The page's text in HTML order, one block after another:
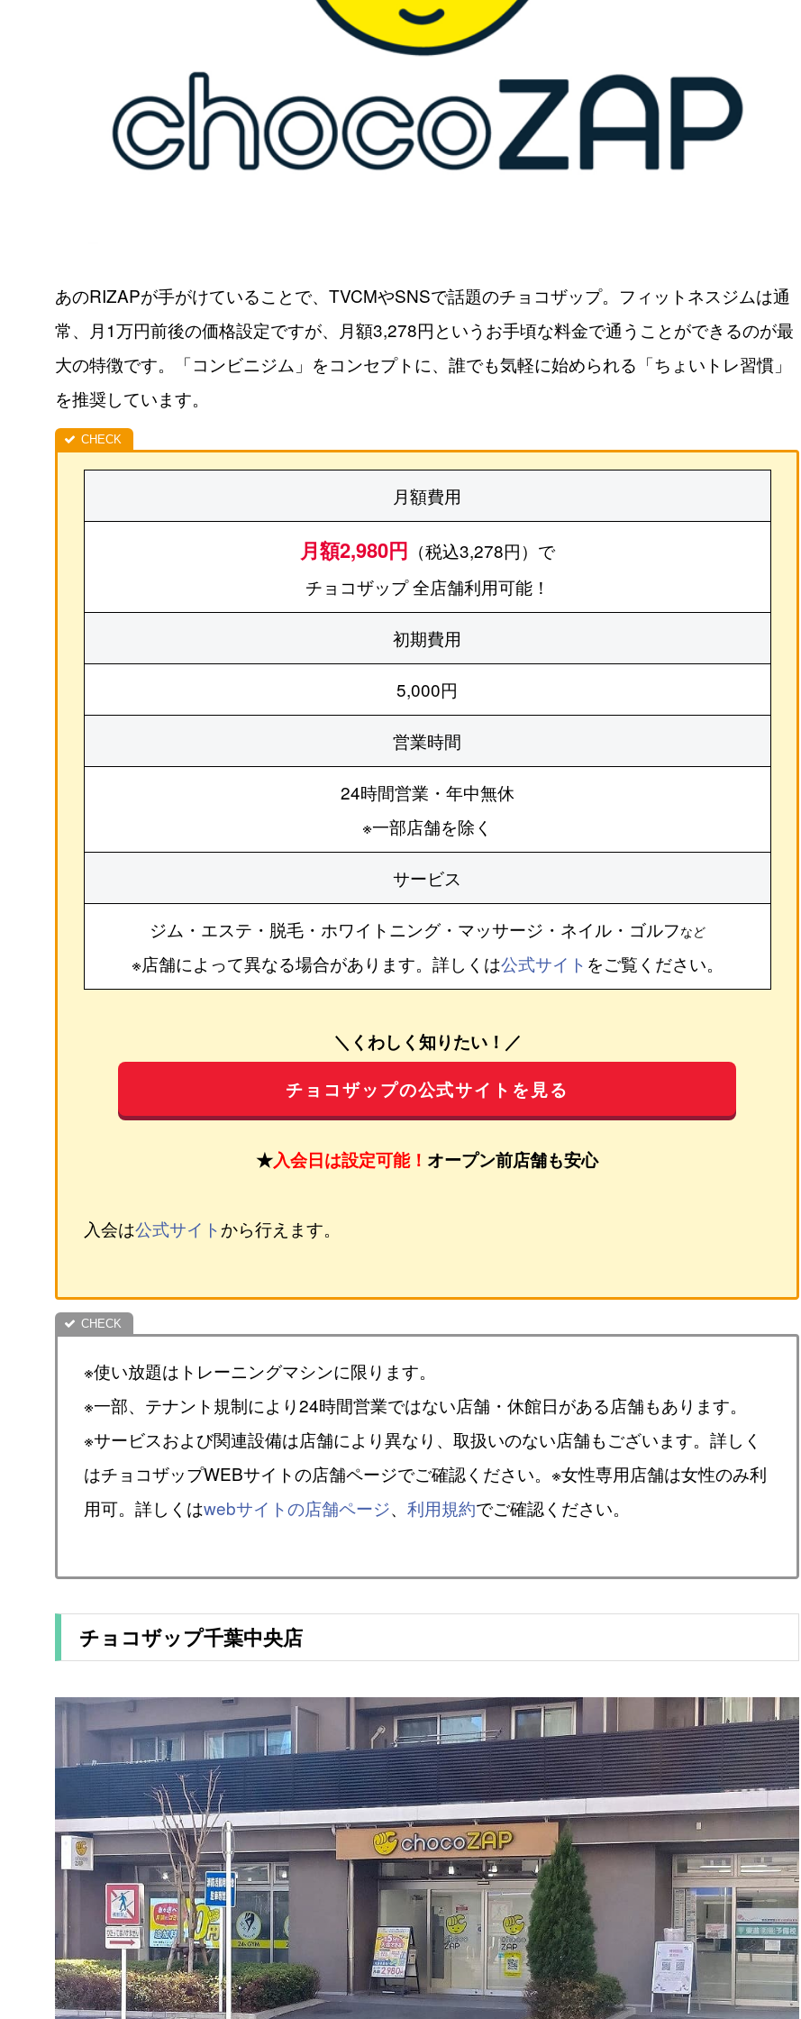
あのRIZAPが手がけていることで、TVCMやSNSで話題のチョコザップ。フィットネスジムは通
常、月1万円前後の価格設定ですが、月額3,278円というお手頃な料金で通うことができるのが最
大の特徴です。「コンビニジム」をコンセプトに、誰でも気軽に始められる「ちょいトレ習慣」
を推奨しています。
月額費用
月額2,980円 （税込3,278円）で
チョコザップ 全店舗利用可能！
初期費用
5,000円
営業時間
24時間営業・年中無休
※一部店舗を除く
サービス
ジム・エステ・脱毛・ホワイトニング・マッサージ・ネイル・ゴルフなど
※店舗によって異なる場合があります。詳しくは公式サイト をご覧ください。
＼くわしく知りたい！／
チョコザップの公式サイトを見る
★入会日は設定可能！ オープン前店舗も安心
入会は公式サイトから行えます。
※使い放題はトレーニングマシンに限ります。
※一部、テナント規制により24時間営業ではない店舗・休館日がある店舗もあります。
※サービスおよび関連設備は店舗により異なり、取扱いのない店舗もございます。詳しく
はチョコザップWEBサイトの店舗ページでご確認ください。※女性専用店舗は女性のみ利
用可。詳しくはwebサイトの店舗ページ、 利用規約でご確認ください。
チョコザップ千葉中央店